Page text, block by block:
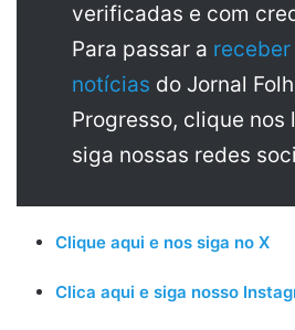
verificadas e com
Para passar a receber
notícias do Jornal
Progresso, clique nos
siga nossas redes
Clique aqui e nos siga no X
Clica aqui e siga nosso